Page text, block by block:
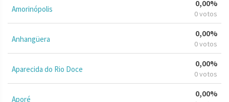
Amorinópolis
0,00%
0 votos
Anhangüera
0,00%
0 votos
Aparecida do Rio Doce
0,00%
0 votos
Aporé
0,00%